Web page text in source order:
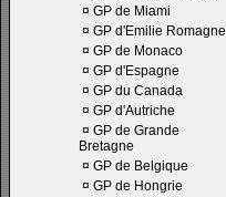
¤ GP de Miami
¤ GP d'Emilie Romagne
¤ GP de Monaco
¤ GP d'Espagne
¤ GP du Canada
¤ GP d'Autriche
¤ GP de Grande
Bretagne
¤ GP de Belgique
¤ GP de Hongrie